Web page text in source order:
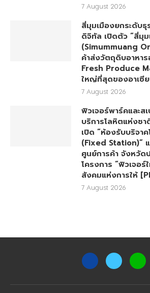
7 August 2026
สี่มุมเมืองยกระดับ
ดิจิทัล เปิดตัว “สี่มุ
(Simummuang
ค้าส่งวัตถุดิบอาหา
Fresh Produce
ใหญ่ที่สุดของอาเซี
7 August 2026
ฟิวเจอร์พาร์คและ
บริการโลหิตแห่งชา
เปิด “ห้องรับบริจา
(Fixed Station)”
ศูนย์การค้า จังหวัด
โครงการ “ฟิวเจอร์
สังคมแห่งการให้
7 August 2026